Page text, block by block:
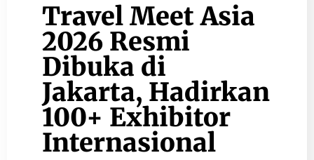
Travel Meet Asia
2026 Resmi
Dibuka di
Jakarta, Hadirkan
100+ Exhibitor
Internasional